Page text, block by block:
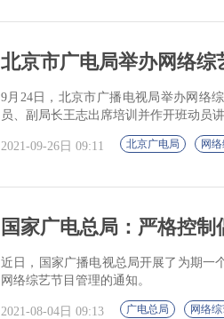
北京市广电局举办网络综
9月24日，北京市广播电视局举办网络
员、副局长王志出席培训并作开班动员
2021-09-26日 09:11 北京广电局 网
国家广电总局：严格控
近日，国家广播电视总局开展了为期一
网络综艺节目管理的通知。
2021-08-04日 09:13 广电总局 网络